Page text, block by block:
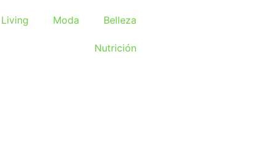
Living Moda Belleza
Nutrición